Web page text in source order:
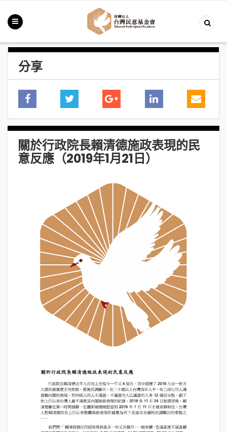
分享
關於行政院長賴清德施政表現的民
意反應（2019年1月21日）